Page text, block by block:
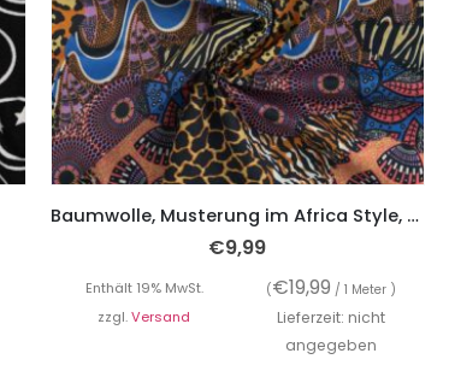
Baumwolle, Musterung im Africa Style, Royal – Digitaldruck
€9,99
Enthält 19% MwSt. (€19,99 / 1 Meter )
zzgl.Versand
Lieferzeit: nicht
angegeben